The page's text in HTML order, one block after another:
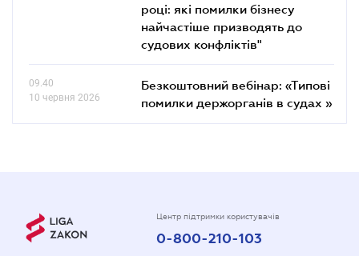
році: які помилки бізнесу
найчастіше призводять до
судових конфліктів"
09.40
10 червня 2026
Безкоштовний вебінар: «Типові
помилки держорганів в судах »
Центр підтримки користувачів
0-800-210-103